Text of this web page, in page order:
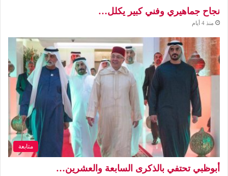
نجاح جماهيري وفني كبير يكلل…
منذ 4 أيام
متابعة
أبوظبي تحتفي بالذكرى السابعة والعشرين…